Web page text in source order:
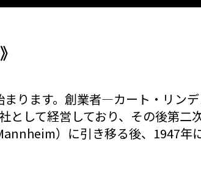
ります。創業者―カート・リン
して経営しており、その後第二
）に引き移る後、1947年